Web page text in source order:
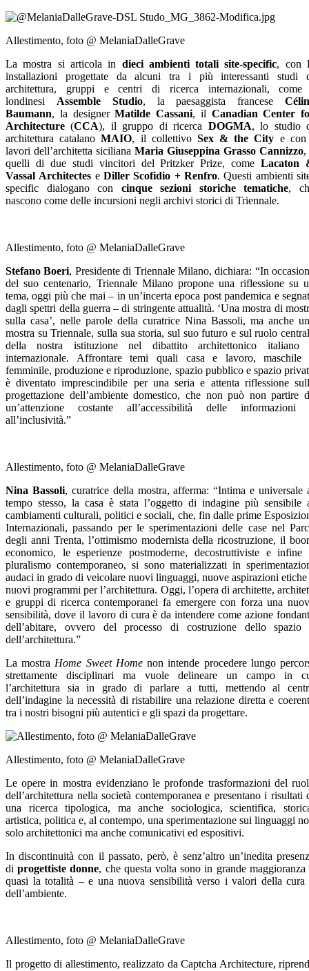
Allestimento, foto @ MelaniaDalleGrave
La mostra si articola in dieci ambienti totali site-specific, con
installazioni progettate da alcuni tra i più interessanti studi
architettura, gruppi e centri di ricerca internazionali,
londinesi Assemble Studio, la paesaggista francese
Baumann, la designerMatilde Cassani, il Canadian Center
Architecture(CCA), il gruppo di ricerca DOGMA, lo studio
architettura catalanoMAIO, il collettivo Sex & the City e
lavori dell’architetta siciliana Maria Giuseppina Grasso Cannizzo,
quelli di due studi vincitori del Pritzker Prize, comeLacaton
Vassal Architectes eDiller Scofidio + Renfro. Questi ambienti
specific dialogano con cinque sezioni storiche tematiche,
nascono come delle incursioni negli archivi storici di Triennale.
Allestimento, foto @ MelaniaDalleGrave
Stefano Boeri, Presidente di Triennale Milano, dichiara: “In
del suo centenario, Triennale Milano propone una riflessione su
tema, oggi più che mai – in un’incerta epoca post pandemica e
dagli spettri della guerra – di stringente attualità. ‘Una mostra di
sulla casa’, nelle parole della curatrice Nina Bassoli, ma anche
mostra su Triennale, sulla sua storia, sul suo futuro e sul ruolo
della nostra istituzione nel dibattito architettonico italiano
internazionale. Affrontare temi quali casa e lavoro, maschile
femminile, produzione e riproduzione, spazio pubblico e spazio
è diventato imprescindibile per una seria e attenta riflessione
progettazione dell’ambiente domestico, che non può non partire
un’attenzione costante all’accessibilità delle informazioni
all’inclusività.”
Allestimento, foto @ MelaniaDalleGrave
Nina Bassoli, curatrice della mostra, afferma: “Intima e universale
tempo stesso, la casa è stata l’oggetto di indagine più sensibile
cambiamenti culturali, politici e sociali, che, fin dalle prime
Internazionali, passando per le sperimentazioni delle case nel
degli anni Trenta, l’ottimismo modernista della ricostruzione, il
economico, le esperienze postmoderne, decostruttiviste e infine
pluralismo contemporaneo, si sono materializzati in
audaci in grado di veicolare nuovi linguaggi, nuove aspirazioni etiche
nuovi programmi per l’architettura. Oggi, l’opera di architette,
e gruppi di ricerca contemporanei fa emergere con forza una
sensibilità, dove il lavoro di cura è da intendere come azione
dell’abitare, ovvero del processo
di costruzione dello spazio
dell’architettura.”
La mostra Home Sweet Homenon intende procedere lungo
strettamente disciplinari ma vuole delineare un campo in
l’architettura sia in grado di parlare a tutti, mettendo al
dell’indagine la necessità di ristabilire una relazione diretta e
tra i nostri bisogni più autentici e gli spazi da progettare.
Allestimento, foto @ MelaniaDalleGrave
Le opere in mostra evidenziano le profonde trasformazioni del
dell’architettura nella società contemporanea e presentano i risultati
una ricerca tipologica, ma anche sociologica, scientifica,
artistica, politica e, al contempo, una sperimentazione sui linguaggi
solo architettonici ma anche comunicativi ed espositivi.
In discontinuità con il passato, però, è senz’altro un’inedita
diprogettiste donne, che questa volta sono in grande maggioranza
quasi la totalità – e una nuova sensibilità verso i valori della cura
dell’ambiente.
Allestimento, foto @ MelaniaDalleGrave
Il progetto di allestimento, realizzato da Captcha Architecture,